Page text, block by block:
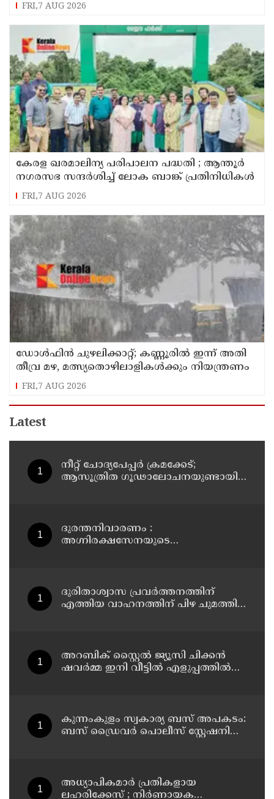
FRI,7 AUG 2026
കേരള ഖരമാലിന്യ പരിപാലന പദ്ധതി ; ആന്തൂർ
നഗരസഭ സന്ദർശിച്ച് ലോക ബാങ്ക് പ്രതിനിധികൾ
FRI,7 AUG 2026
ഡോള്‍ഫിന്‍ ചുഴലിക്കാറ്റ്; കണ്ണൂരിൽ ഇന്ന് അതി
തീവ്ര മഴ, മത്സ്യതൊഴിലാളികൾക്കും നിയന്ത്രണം
FRI,7 AUG 2026
Latest
നീറ്റ് ചോദ്യപേപ്പര്‍ ക്രമക്കേട്;
ആസൂത്രിത ഗൂഢാലോചനയുണ്ടായി;
ദുരന്തനിവാരണം :
അഗ്നിരക്ഷസേനയുടെ
ദുരിതാശ്വാസ പ്രവർത്തനത്തിന്
എത്തിയ വാഹനത്തിന് പിഴ ചുമത്തി;
അറബിക് സ്റ്റൈൽ ജ്യൂസി ചിക്കൻ
ഷവർമ്മ ഇനി വീട്ടിൽ എളുപ്പത്തിൽ
കുന്നംകുളം സ്വകാര്യ ബസ് അപകടം:
ബസ് ഡ്രൈവർ പൊലീസ് സ്റ്റേഷനിൽ
അധ്യാപികമാര്‍ പ്രതികളായ
ലഹരിക്കേസ് ; നിർണായക